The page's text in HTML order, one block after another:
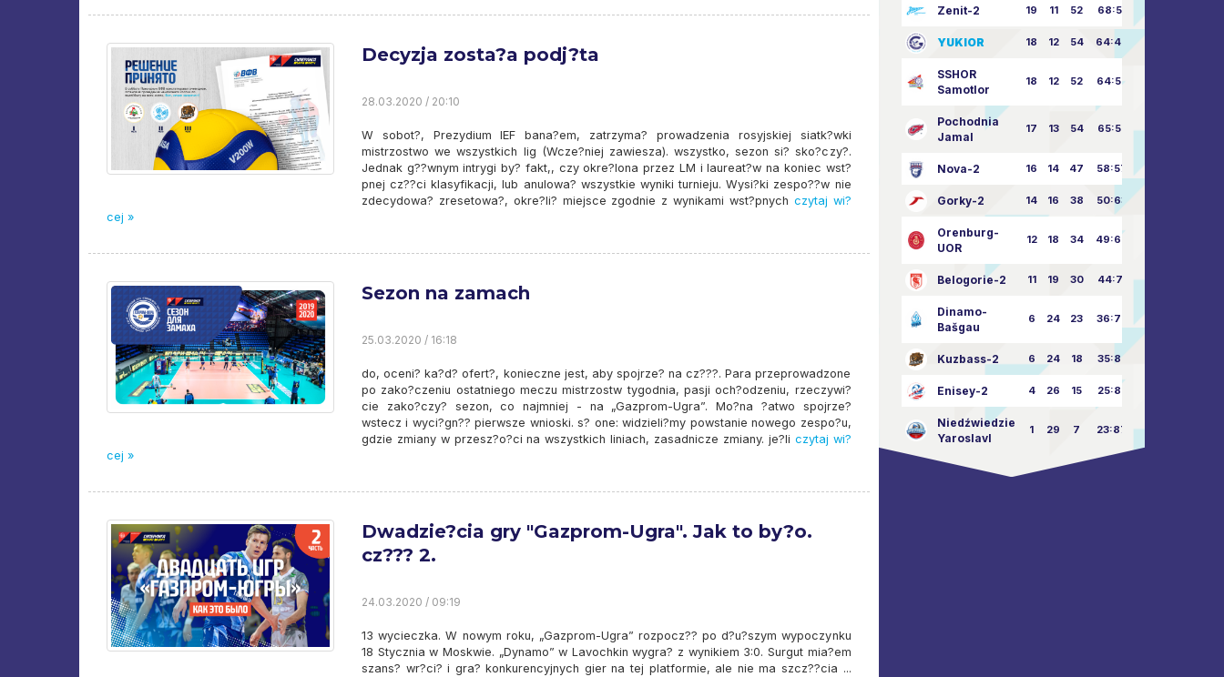
Decyzja zosta?a podj?ta
28.03.2020 / 20:10
W sobot?, Prezydium IEF bana?em, zatrzyma? prowadzenia rosyjskiej siatk?wki
mistrzostwo we wszystkich lig (Wcze?niej zawiesza). wszystko, sezon si? sko?czy?.
Jednak g??wnym intrygi by? fakt,, czy okre?lona przez LM i laureat?w na koniec wst?
pnej cz??ci klasyfikacji, lub anulowa? wszystkie wyniki turnieju. Wysi?ki zespo??w nie
zdecydowa? zresetowa?, okre?li? miejsce zgodnie z wynikami wst?pnych czytaj wi?
cej »
Sezon na zamach
25.03.2020 / 16:18
do, oceni? ka?d? ofert?, konieczne jest, aby spojrze? na cz???. Para przeprowadzone
po zako?czeniu ostatniego meczu mistrzostw tygodnia, pasji och?odzeniu, rzeczywi?
cie zako?czy? sezon, co najmniej - na „Gazprom-Ugra”. Mo?na ?atwo spojrze?
wstecz i wyci?gn?? pierwsze wnioski. s? one: widzieli?my powstanie nowego zespo?u,
gdzie zmiany w przesz?o?ci na wszystkich liniach, zasadnicze zmiany. je?li czytaj wi?
cej »
Dwadzie?cia gry "Gazprom-Ugra". Jak to by?o.
cz??? 2.
24.03.2020 / 09:19
13 wycieczka. W nowym roku, „Gazprom-Ugra” rozpocz?? po d?u?szym wypoczynku
18 Stycznia w Moskwie. „Dynamo” w Lavochkin wygra? z wynikiem 3:0. Surgut mia?em
szans? wr?ci? i gra? konkurencyjnych gier na tej platformie, ale nie ma szcz??cia ...
Zenit-2 19 11 52 68:51
YUKIOR 18 12 54 64:46
SSHOR
Samotlor
18 12 52 64:50
Pochodnia
Jamal
17 13 54 65:52
Nova-2 16 14 47 58:57
Gorky-2 14 16 38 50:63
Orenburg-
UOR
12 18 34 49:67
Belogorie-2 11 19 30 44:71
Dinamo-
Bašgau
6 24 23 36:75
Kuzbass-2 6 24 18 35:82
Enisey-2 4 26 15 25:82
Niedźwiedzie
Yaroslavl
1 29 7 23:87